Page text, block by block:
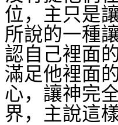
位，主只是
所說的一種
認自己裡面
滿足他裡面
心，讓神完
界，主說這